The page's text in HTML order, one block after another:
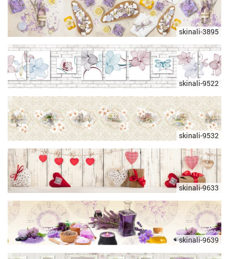
skinali-3895
skinali-9522
skinali-9532
skinali-9633
skinali-9639